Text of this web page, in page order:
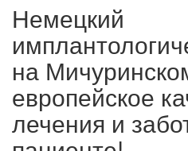
Немецкий
на
европейское
лечения и